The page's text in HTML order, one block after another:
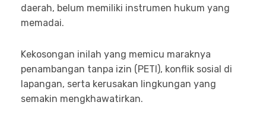
daerah, belum memiliki instrumen hukum yang
memadai.
Kekosongan inilah yang memicu maraknya
penambangan tanpa izin (PETI), konflik sosial di
lapangan, serta kerusakan lingkungan yang
semakin mengkhawatirkan.